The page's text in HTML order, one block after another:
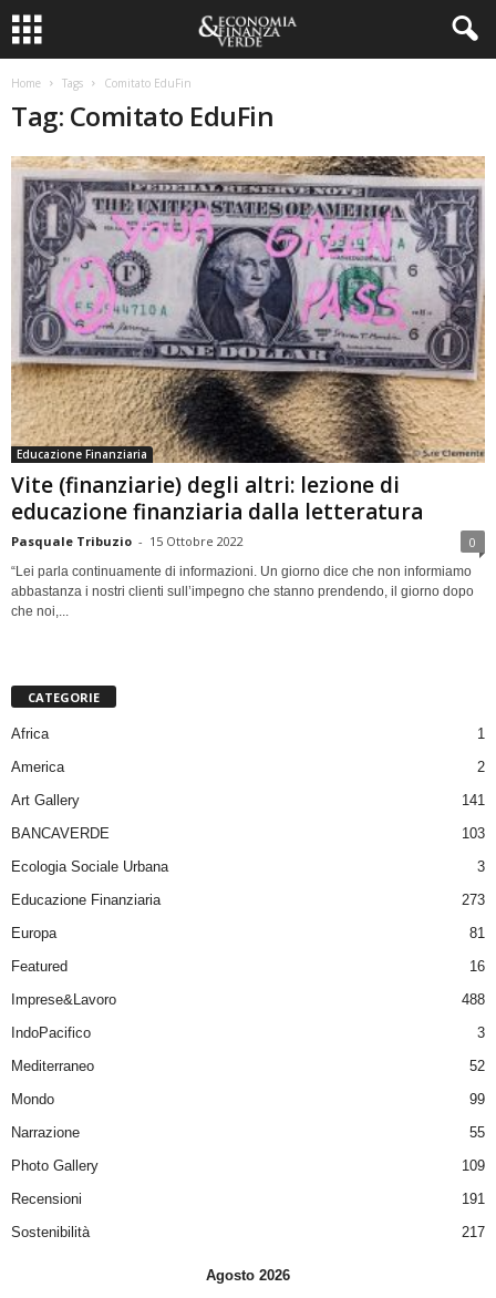
Home Tags Comitato EduFin
Tag: Comitato EduFin
Educazione Finanziaria
Vite (finanziarie) degli altri: lezione di
educazione finanziaria dalla letteratura
Pasquale Tribuzio - 15 Ottobre 2022 0
“Lei parla continuamente di informazioni. Un giorno dice che non informiamo
abbastanza i nostri clienti sull’impegno che stanno prendendo, il giorno dopo
che noi,...
CATEGORIE
Africa
1
America
2
Art Gallery
141
BANCAVERDE
103
Ecologia Sociale Urbana
3
Educazione Finanziaria
273
Europa
81
Featured
16
Imprese&Lavoro
488
IndoPacifico
3
Mediterraneo
52
Mondo
99
Narrazione
55
Photo Gallery
109
Recensioni
191
Sostenibilità
217
Agosto 2026